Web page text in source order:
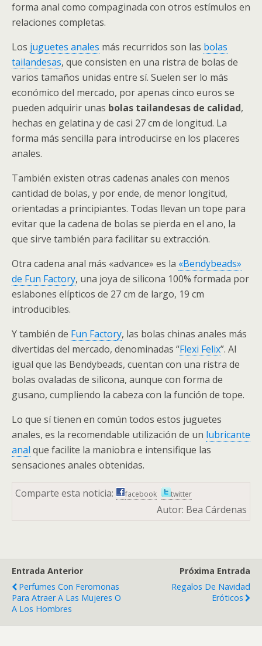
forma anal como compaginada con otros estímulos en
relaciones completas.
Los juguetes anales más recurridos son las bolas
tailandesas, que consisten en una ristra de bolas de
varios tamaños unidas entre sí. Suelen ser lo más
económico del mercado, por apenas cinco euros se
pueden adquirir unas bolas tailandesas de calidad,
hechas en gelatina y de casi 27 cm de longitud. La
forma más sencilla para introducirse en los placeres
anales.
También existen otras cadenas anales con menos
cantidad de bolas, y por ende, de menor longitud,
orientadas a principiantes. Todas llevan un tope para
evitar que la cadena de bolas se pierda en el ano, la
que sirve también para facilitar su extracción.
Otra cadena anal más «advance» es la «Bendybeads»
de Fun Factory, una joya de silicona 100% formada por
eslabones elípticos de 27 cm de largo, 19 cm
introducibles.
Y también de Fun Factory, las bolas chinas anales más
divertidas del mercado, denominadas “Flexi Felix”. Al
igual que las Bendybeads, cuentan con una ristra de
bolas ovaladas de silicona, aunque con forma de
gusano, cumpliendo la cabeza con la función de tope.
Lo que sí tienen en común todos estos juguetes
anales, es la recomendable utilización de un lubricante
anal que facilite la maniobra e intensifique las
sensaciones anales obtenidas.
Comparte esta noticia: facebook twitter
Autor: Bea Cárdenas
Entrada Anterior
Perfumes Con Feromonas
Para Atraer A Las Mujeres O
A Los Hombres
Próxima Entrada
Regalos De Navidad
Eróticos